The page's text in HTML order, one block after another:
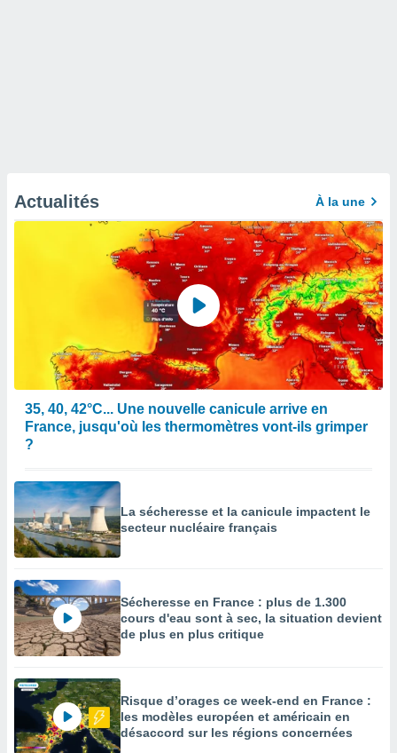
Actualités À la une
35, 40, 42°C... Une nouvelle canicule arrive en
France, jusqu'où les thermomètres vont-ils grimper
?
La sécheresse et la canicule impactent le
secteur nucléaire français
Sécheresse en France : plus de 1.300
cours d'eau sont à sec, la situation devient
de plus en plus critique
Risque d’orages ce week-end en France :
les modèles européen et américain en
désaccord sur les régions concernées